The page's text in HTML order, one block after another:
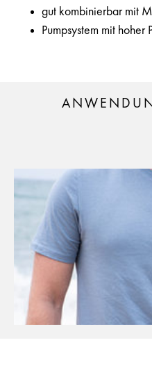
gut kombinierbar mit
Pumpsystem mit hoher